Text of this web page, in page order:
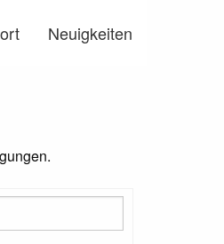
Neuigkeiten